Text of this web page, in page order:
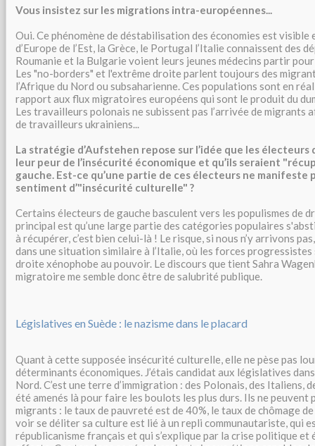
Vous insistez sur les migrations intra-européennes...
Oui. Ce phénomène de déstabilisation des économies est visible
d’Europe de l’Est, la Grèce, le Portugal l’Italie connaissent des
Roumanie et la Bulgarie voient leurs jeunes médecins partir
Les "no-borders" et l'extrême droite parlent toujours des
l’Afrique du Nord ou subsaharienne. Ces populations sont en
rapport aux flux migratoires européens qui sont le produit du
Les travailleurs polonais ne subissent pas l’arrivée de migrants
de travailleurs ukrainiens...
La stratégie d’Aufstehen repose sur l’idée que les électeurs
leur peur de l’insécurité économique et qu’ils seraient
gauche. Est-ce qu’une partie de ces électeurs ne manifeste
sentiment d’"insécurité culturelle" ?
Certains électeurs de gauche basculent vers les populismes de
principal est qu’une large partie des catégories populaires
à récupérer, c’est bien celui-là ! Le risque, si nous n’y arrivons
dans une situation similaire à l’Italie, où les forces
droite xénophobe au pouvoir. Le discours que tient Sahra
migratoire me semble donc être de salubrité publique.
Législatives en Suède : le nazisme dans le placard
Quant à cette supposée insécurité culturelle, elle ne pèse pas
déterminants économiques. J’étais candidat aux législatives
Nord. C’est une terre d’immigration : des Polonais, des Italiens,
été amenés là pour faire les boulots les plus durs. Ils ne peuvent
migrants : le taux de pauvreté est de 40%, le taux de chômage
voir se déliter sa culture est lié à un repli communautariste, qui
républicanisme français et qui s’explique par la crise politique et